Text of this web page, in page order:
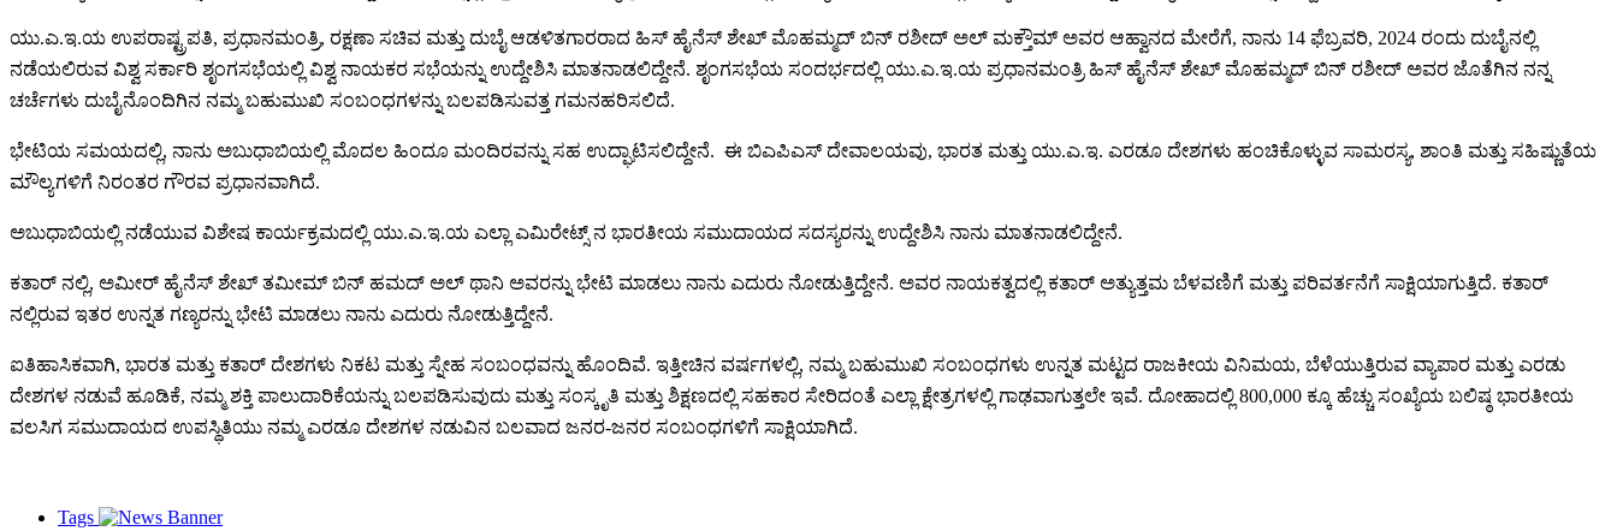
ಯು.ಎ.ಇ.ಯ ಉಪರಾಷ್ಟ್ರಪತಿ, ಪ್ರಧಾನಮಂತ್ರಿ, ರಕ್ಷಣಾ ಸಚಿವ ಮತ್ತು ದುಬೈ ಆಡಳಿತಗಾರರಾದ ಹಿಸ್ ಹೈನೆಸ್ ಶೇಖ್ ಮೊಹಮ್ಮದ್ ಬಿನ್ ರಶೀದ್ ಅಲ್ ಮಕ್ತೌಮ್ ಅವರ ಆಹ್ವಾನದ ಮೇರೆಗೆ, ನಾನು 14 ಫೆಬ್ರವರಿ, 2024 ರಂದು ದುಬೈನಲ್ಲಿ
ನಡೆಯಲಿರುವ ವಿಶ್ವ ಸರ್ಕಾರಿ ಶೃಂಗಸಭೆಯಲ್ಲಿ ವಿಶ್ವ ನಾಯಕರ ಸಭೆಯನ್ನು ಉದ್ದೇಶಿಸಿ ಮಾತನಾಡಲಿದ್ದೇನೆ. ಶೃಂಗಸಭೆಯ ಸಂದರ್ಭದಲ್ಲಿ ಯು.ಎ.ಇ.ಯ ಪ್ರಧಾನಮಂತ್ರಿ ಹಿಸ್ ಹೈನೆಸ್ ಶೇಖ್ ಮೊಹಮ್ಮದ್ ಬಿನ್ ರಶೀದ್ ಅವರ ಜೊತೆಗಿನ ನನ್ನ
ಚರ್ಚೆಗಳು ದುಬೈನೊಂದಿಗಿನ ನಮ್ಮ ಬಹುಮುಖಿ ಸಂಬಂಧಗಳನ್ನು ಬಲಪಡಿಸುವತ್ತ ಗಮನಹರಿಸಲಿದೆ.
ಭೇಟಿಯ ಸಮಯದಲ್ಲಿ, ನಾನು ಅಬುಧಾಬಿಯಲ್ಲಿ ಮೊದಲ ಹಿಂದೂ ಮಂದಿರವನ್ನು ಸಹ ಉದ್ಘಾಟಿಸಲಿದ್ದೇನೆ. ಈ ಬಿಎಪಿಎಸ್ ದೇವಾಲಯವು, ಭಾರತ ಮತ್ತು ಯು.ಎ.ಇ. ಎರಡೂ ದೇಶಗಳು ಹಂಚಿಕೊಳ್ಳುವ ಸಾಮರಸ್ಯ, ಶಾಂತಿ ಮತ್ತು ಸಹಿಷ್ಣುತೆಯ
ಮೌಲ್ಯಗಳಿಗೆ ನಿರಂತರ ಗೌರವ ಪ್ರಧಾನವಾಗಿದೆ.
ಅಬುಧಾಬಿಯಲ್ಲಿ ನಡೆಯುವ ವಿಶೇಷ ಕಾರ್ಯಕ್ರಮದಲ್ಲಿ ಯು.ಎ.ಇ.ಯ ಎಲ್ಲಾ ಎಮಿರೇಟ್ಸ್ ನ ಭಾರತೀಯ ಸಮುದಾಯದ ಸದಸ್ಯರನ್ನು ಉದ್ದೇಶಿಸಿ ನಾನು ಮಾತನಾಡಲಿದ್ದೇನೆ.
ಕತಾರ್ ನಲ್ಲಿ, ಅಮೀರ್ ಹೈನೆಸ್ ಶೇಖ್ ತಮೀಮ್ ಬಿನ್ ಹಮದ್ ಅಲ್ ಥಾನಿ ಅವರನ್ನು ಭೇಟಿ ಮಾಡಲು ನಾನು ಎದುರು ನೋಡುತ್ತಿದ್ದೇನೆ. ಅವರ ನಾಯಕತ್ವದಲ್ಲಿ ಕತಾರ್ ಅತ್ಯುತ್ತಮ ಬೆಳವಣಿಗೆ ಮತ್ತು ಪರಿವರ್ತನೆಗೆ ಸಾಕ್ಷಿಯಾಗುತ್ತಿದೆ. ಕತಾರ್
ನಲ್ಲಿರುವ ಇತರ ಉನ್ನತ ಗಣ್ಯರನ್ನು ಭೇಟಿ ಮಾಡಲು ನಾನು ಎದುರು ನೋಡುತ್ತಿದ್ದೇನೆ.
ಐತಿಹಾಸಿಕವಾಗಿ, ಭಾರತ ಮತ್ತು ಕತಾರ್ ದೇಶಗಳು ನಿಕಟ ಮತ್ತು ಸ್ನೇಹ ಸಂಬಂಧವನ್ನು ಹೊಂದಿವೆ. ಇತ್ತೀಚಿನ ವರ್ಷಗಳಲ್ಲಿ, ನಮ್ಮ ಬಹುಮುಖಿ ಸಂಬಂಧಗಳು ಉನ್ನತ ಮಟ್ಟದ ರಾಜಕೀಯ ವಿನಿಮಯ, ಬೆಳೆಯುತ್ತಿರುವ ವ್ಯಾಪಾರ ಮತ್ತು ಎರಡು
ದೇಶಗಳ ನಡುವೆ ಹೂಡಿಕೆ, ನಮ್ಮ ಶಕ್ತಿ ಪಾಲುದಾರಿಕೆಯನ್ನು ಬಲಪಡಿಸುವುದು ಮತ್ತು ಸಂಸ್ಕೃತಿ ಮತ್ತು ಶಿಕ್ಷಣದಲ್ಲಿ ಸಹಕಾರ ಸೇರಿದಂತೆ ಎಲ್ಲಾ ಕ್ಷೇತ್ರಗಳಲ್ಲಿ ಗಾಢವಾಗುತ್ತಲೇ ಇವೆ. ದೋಹಾದಲ್ಲಿ 800,000 ಕ್ಕೂ ಹೆಚ್ಚು ಸಂಖ್ಯೆಯ ಬಲಿಷ್ಠ ಭಾರತೀಯ
ವಲಸಿಗ ಸಮುದಾಯದ ಉಪಸ್ಥಿತಿಯು ನಮ್ಮ ಎರಡೂ ದೇಶಗಳ ನಡುವಿನ ಬಲವಾದ ಜನರ-ಜನರ ಸಂಬಂಧಗಳಿಗೆ ಸಾಕ್ಷಿಯಾಗಿದೆ.
Tags